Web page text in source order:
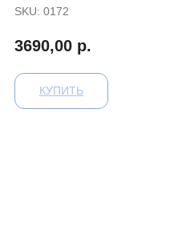
SKU: 0172
3690,00 р.
КУПИТЬ